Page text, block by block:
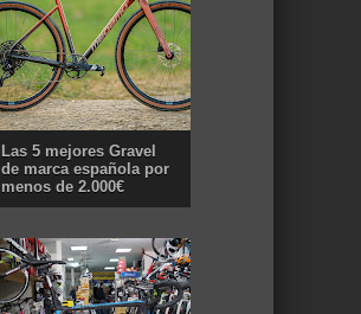
Las 5 mejores Gravel
de marca española por
menos de 2.000€